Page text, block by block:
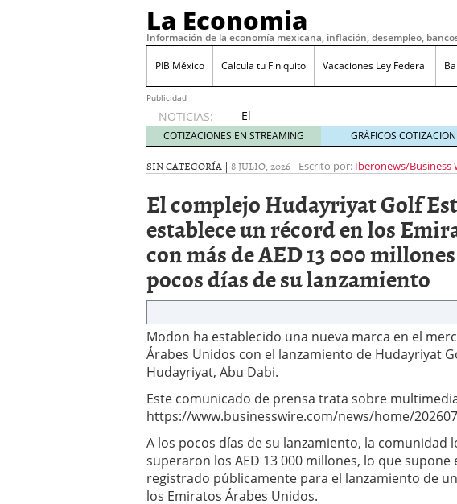
La Economia
Información de la economía mexicana, inflación, desempleo,
PIB México Calcula tu Finiquito Vacaciones Ley Federal
Publicidad
NOTICIAS:
El
complejo
Hudayriyat
Golf
de
Modon
establece
un
récord
en los
Emiratos
Unidos
con más
de AED
13 000
millones
en
ventas a
los
pocos
días de
su
COTIZACIONES EN STREAMING GRÁFICOS
SIN CATEGORÍA | 8 JULIO, 2026- Escrito por: Iberonews/Business
El complejo Hudayriyat Golf
establece un récord en los
con más de AED 13 000
pocos días de su lanzamiento
Modon ha establecido una nueva marca en el
Árabes Unidos con el lanzamiento de Hudayriyat
Hudayriyat, Abu Dabi.
Este comunicado de prensa trata sobre
https://www.businesswire.com/news/home/
A los pocos días de su lanzamiento, la comunidad
superaron los AED 13 000 millones, lo que
registrado públicamente para el lanzamiento de
los Emiratos Árabes Unidos.